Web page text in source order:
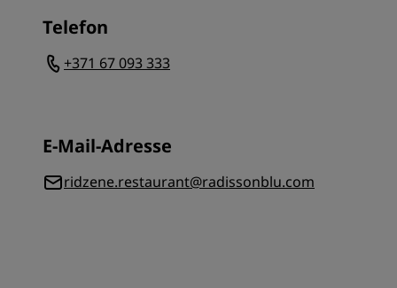
Telefon
+371 67 093 333
E-Mail-Adresse
ridzene.restaurant@radissonblu.com